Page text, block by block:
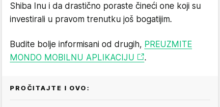
Shiba Inu i da drastično poraste čineći one koji su
investirali u pravom trenutku još bogatijim.
Budite bolje informisani od drugih, PREUZMITE
MONDO MOBILNU APLIKACIJU
.
PROČITAJTE I OVO: